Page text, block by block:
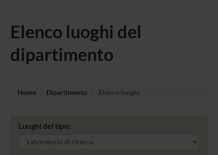
Elenco luoghi del
dipartimento
Home Dipartimento Elenco luoghi
Luoghi del tipo: